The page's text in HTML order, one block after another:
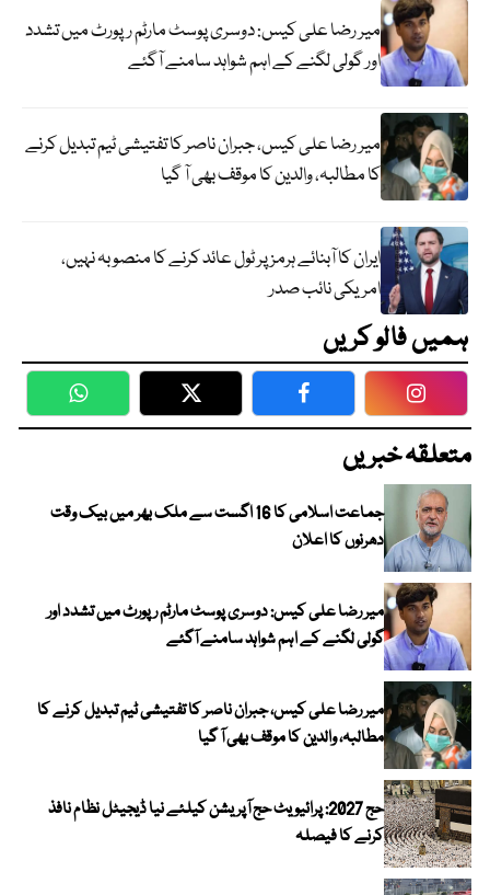
میر رضا علی کیس: دوسری پوسٹ مارٹم رپورٹ میں تشدد
اور گولی لگنے کے اہم شواہد سامنے آگئے
میر رضا علی کیس، جبران ناصر کا تفتیشی ٹیم تبدیل کرنے
کا مطالبہ، والدین کا موقف بھی آ گیا
ایران کا آبنائے ہرمز پر ٹول عائد کرنے کا منصوبہ نہیں،
امریکی نائب صدر
ہمیں فالو کریں
WhatsApp Twitter Facebook
متعلقہ خبریں
جماعت اسلامی کا 16 اگست سے ملک بھر میں بیک وقت
دھرنوں کا اعلان
میر رضا علی کیس: دوسری پوسٹ مارٹم رپورٹ میں تشدد اور
گولی لگنے کے اہم شواہد سامنے آگئے
میر رضا علی کیس، جبران ناصر کا تفتیشی ٹیم تبدیل کرنے کا
مطالبہ، والدین کا موقف بھی آ گیا
حج 2027: پرائیویٹ حج آپریشن کیلئے نیا ڈیجیٹل نظام نافذ
کرنے کا فیصلہ